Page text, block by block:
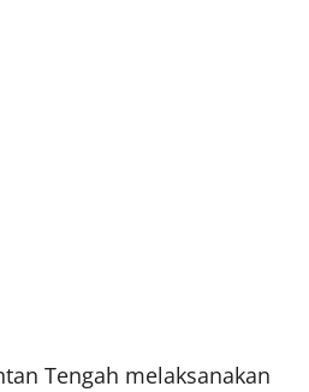
Tengah melaksanakan